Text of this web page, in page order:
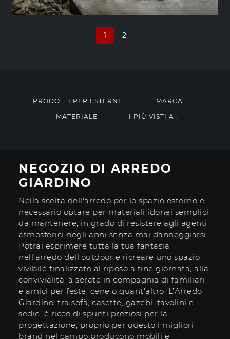
1 2
PRODOTTI PER ESTERNI
MARCA
MATERIALE
I PIÙ VISTI A :
NEGOZIO DI ARREDO
GIARDINO
Nella scelta dell'arredo per lo spazio esterno è
necessario optare per materiali idonei semplici
da mantenere, in grado di resistere agli agenti
atmosferici negli anni senza mai danneggiarsi.
Potrai esprimere tutta la tua fantasia
nell’arredo dell'outdoor e ricreare uno spazio
vivibile finalizzato al riposo a fine giornata, alla
convivialità, a serate in compagnia di familiari
e amici per feste, cene o quant'altro. L’Arredo
Giardino, tra sofà, casette, gazebi, tavolini e
sedie, è ricco di spunti preziosi per la
progettazione, proprio per questo i migliori
brand nel campo producono mobili e